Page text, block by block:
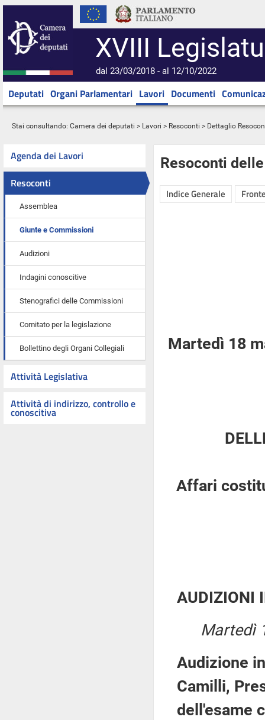
XVIII
dal 23/03/2018 - al 12/10/2022
Deputati Organi Parlamentari Lavori Documenti
Stai consultando: Camera dei deputati > Lavori > Resoconti > Dettaglio
Agenda dei Lavori
Resoconti
Assemblea
Giunte e Commissioni
Audizioni
Indagini conoscitive
Stenografici delle Commissioni
Comitato per la legislazione
Bollettino degli Organi Collegiali
Attività Legislativa
Attività di indirizzo, controllo e
conoscitiva
Resoconti
Indice Generale
Martedì 18
Affari
AUDIZIONI
Martedì
Audizione
Camilli,
dell'esame